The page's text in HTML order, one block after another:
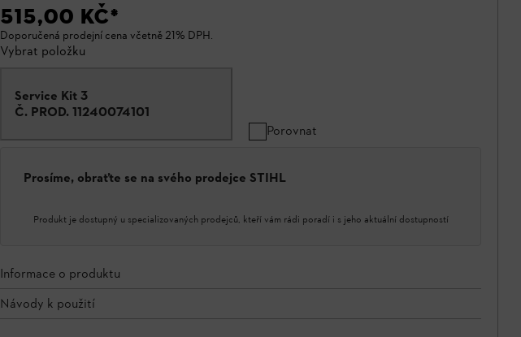
515,00 KČ*
Doporučená prodejní cena včetně 21% DPH.
Vybrat položku
Service Kit 3
Č. PROD. 11240074101
Porovnat
Prosíme, obraťte se na svého prodejce STIHL
Produkt je dostupný u specializovaných prodejců, kteří vám rádi poradí i s jeho aktuální dostupností
Informace o produktu
Návody k použití